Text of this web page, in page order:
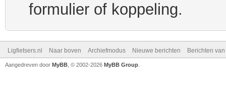
formulier of koppeling.
Ligfietsers.nl Naar boven Archiefmodus Nieuwe berichten Berichten
Aangedreven door MyBB , © 2002-2026 MyBB Group